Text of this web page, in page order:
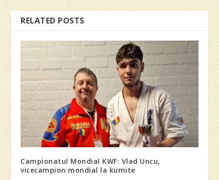
RELATED POSTS
Campionatul Mondial KWF: Vlad Uncu,
vicecampion mondial la kumite